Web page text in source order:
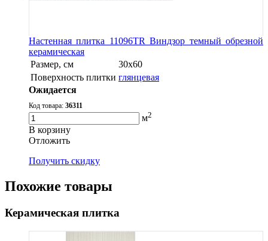
Настенная плитка 11096TR Виндзор темный обрезной
керамическая
Размер, см
30х60
Поверхность плитки глянцевая
Ожидается
Код товара: 36311
м2
В корзину
Oтложить
Получить скидку
Похожие товары
Керамическая плитка